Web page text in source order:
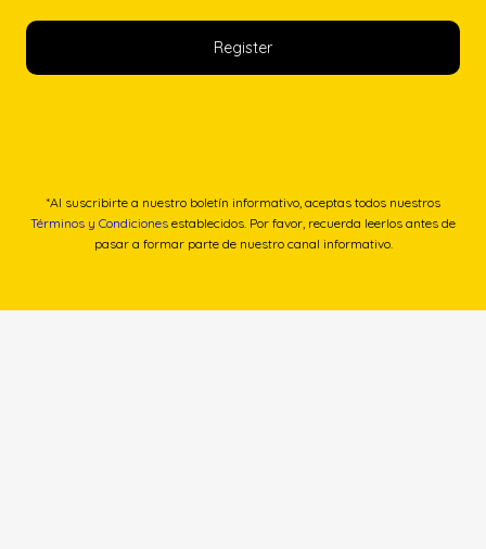
*Al suscribirte a nuestro boletín informativo, aceptas todos nuestros
Términos y Condiciones establecidos. Por favor, recuerda leerlos antes de
pasar a formar parte de nuestro canal informativo.